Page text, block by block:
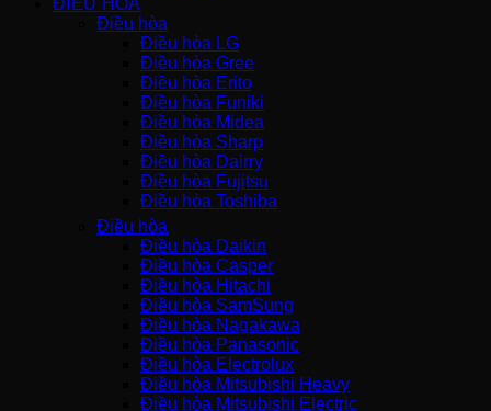
ĐIỀU HÒA
Điều hòa
Điều hòa LG
Điều hòa Gree
Điều hòa Erito
Điều hòa Funiki
Điều hòa Midea
Điều hòa Sharp
Điều hòa Dairry
Điều hòa Fujitsu
Điều hòa Toshiba
Điều hòa
Điều hòa Daikin
Điều hòa Casper
Điều hòa Hitachi
Điều hòa SamSung
Điều hòa Nagakawa
Điều hòa Panasonic
Điều hòa Electrolux
Điều hòa Mitsubishi Heavy
Điều hòa Mitsubishi Electric